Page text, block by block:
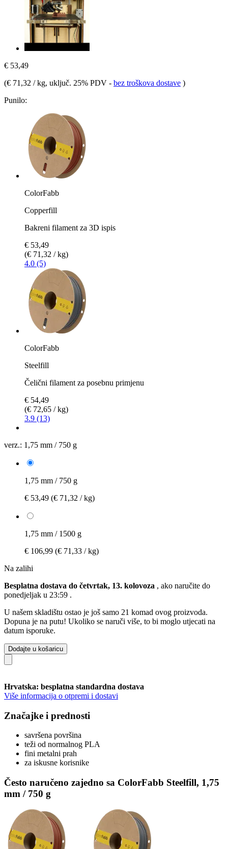
€ 53,49
(€ 71,32 / kg, uključ. 25% PDV - bez troškova dostave )
Punilo:
ColorFabb
Copperfill
Bakreni filament za 3D ispis
€ 53,49
(€ 71,32 / kg)
4.0 (5)
ColorFabb
Steelfill
Čelični filament za posebnu primjenu
€ 54,49
(€ 72,65 / kg)
3.9 (13)
verz.: 1,75 mm / 750 g
1,75 mm / 750 g
€ 53,49 (€ 71,32 / kg)
1,75 mm / 1500 g
€ 106,99 (€ 71,33 / kg)
Na zalihi
Besplatna dostava do četvrtak, 13. kolovoza , ako naručite do
ponedjeljak u 23:59 .
U našem skladištu ostao je još samo 21 komad ovog proizvoda.
Dopuna je na putu! Ukoliko se naruči više, to bi moglo utjecati na
datum isporuke.
Dodajte u košaricu
Hrvatska: besplatna standardna dostava
Više informacija o otpremi i dostavi
Značajke i prednosti
savršena površina
teži od normalnog PLA
fini metalni prah
za iskusne korisnike
Često naručeno zajedno sa ColorFabb Steelfill, 1,75
mm / 750 g